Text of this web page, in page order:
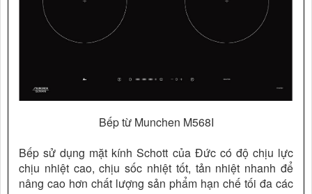
Bếp từ Munchen M568I
Bếp sử dụng mặt kính Schott của Đức có độ chịu lực
chịu nhiệt cao, chịu sốc nhiệt tốt, tản nhiệt nhanh để
nâng cao hơn chất lượng sản phẩm hạn chế tối đa các